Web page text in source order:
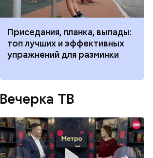
Приседания, планка, выпады:
топ лучших и эффективных
упражнений для разминки
Вечерка ТВ